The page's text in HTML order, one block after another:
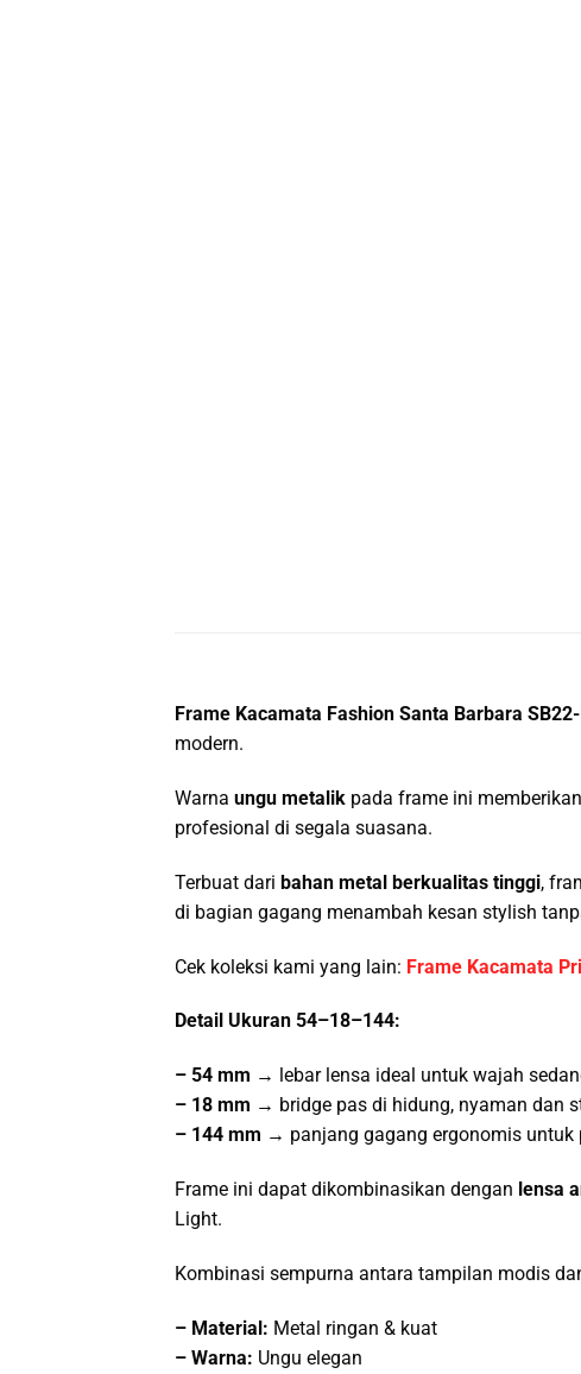
Frame Kacamata Fashion Santa Barbara
modern.
Warna ungu metalik pada frame ini
profesional di segala suasana.
Terbuat dari bahan metal berkualitas tinggi,
di bagian gagang menambah kesan stylish
Cek koleksi kami yang lain: Frame Kacamata
Detail Ukuran 54–18–144:
– 54 mm → lebar lensa ideal untuk wajah
– 18 mm → bridge pas di hidung, nyaman dan
– 144 mm → panjang gagang ergonomis untuk
Frame ini dapat dikombinasikan dengan lensa
Light.
Kombinasi sempurna antara tampilan modis
– Material: Metal ringan & kuat
– Warna: Ungu elegan